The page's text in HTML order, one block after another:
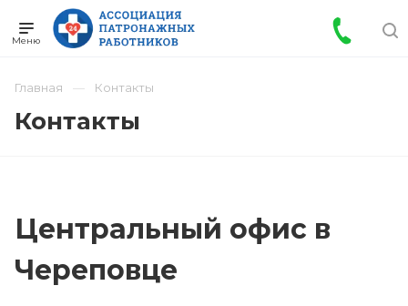
Главная Контакты
Контакты
Центральный офис в
Череповце